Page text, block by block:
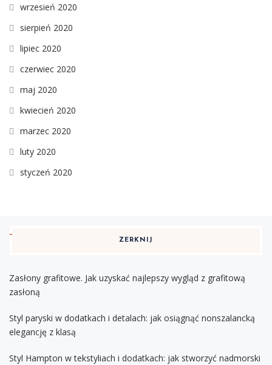
wrzesień 2020
sierpień 2020
lipiec 2020
czerwiec 2020
maj 2020
kwiecień 2020
marzec 2020
luty 2020
styczeń 2020
ZERKNIJ
Zasłony grafitowe. Jak uzyskać najlepszy wygląd z grafitową
zasłoną
Styl paryski w dodatkach i detalach: jak osiągnąć nonszalancką
elegancję z klasą
Styl Hampton w tekstyliach i dodatkach: jak stworzyć nadmorski